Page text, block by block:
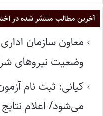
آخرین مطالب منتشر شده در
معاون سازمان
وضعیت نیروهای
می‌شود/ اعلام